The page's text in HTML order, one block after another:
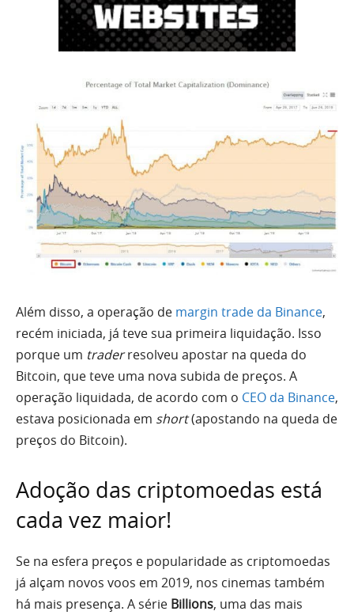
Além disso, a operação de margin trade da Binance,
recém iniciada, já teve sua primeira liquidação. Isso
porque um traderresolveu apostar na queda do
Bitcoin, que teve uma nova subida de preços. A
operação liquidada, de acordo com o CEO da Binance,
estava posicionada em short(apostando na queda de
preços do Bitcoin).
Adoção das criptomoedas está
cada vez maior!
Se na esfera preços e popularidade as criptomoedas
já alçam novos voos em 2019, nos cinemas também
há mais presença. A série Billions, uma das mais